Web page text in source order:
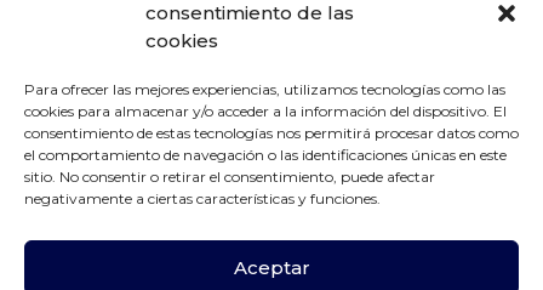
consentimiento de las
cookies
Para ofrecer las mejores experiencias, utilizamos tecnologías como las
cookies para almacenar y/o acceder a la información del dispositivo. El
consentimiento de estas tecnologías nos permitirá procesar datos como
el comportamiento de navegación o las identificaciones únicas en este
sitio. No consentir o retirar el consentimiento, puede afectar
negativamente a ciertas características y funciones.
Aceptar
Responsable. Fénix Club Rugby Zaragoza / Finalidad. Enviarte
nuestras publicaciones y noticias / Legitimación. Tu
consentimiento / Destinatarios. Solo se realizan cesiones si existe
acceso, rectificación, limitación y suprimir los datos como se
indica en laPolítica de Privacidad